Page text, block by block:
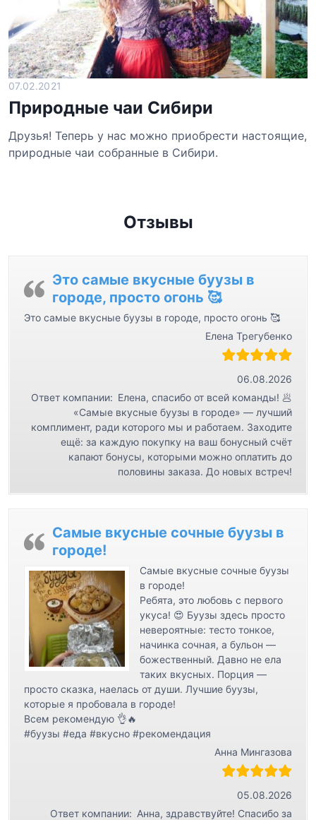
07.02.2021
Природные чаи Сибири
Друзья! Теперь у нас можно приобрести настоящие,
природные чаи собранные в Сибири.
Отзывы
Это самые вкусные буузы в
городе, просто огонь 🥰
Это самые вкусные буузы в городе, просто огонь 🥰
Елена Трегубенко
06.08.2026
Ответ компании: Елена, спасибо от всей команды! 🥟
«Самые вкусные буузы в городе» — лучший
комплимент, ради которого мы и работаем. Заходите
ещё: за каждую покупку на ваш бонусный счёт
капают бонусы, которыми можно оплатить до
половины заказа. До новых встреч!
Самые вкусные сочные буузы в
городе!
Самые вкусные сочные буузы
в городе!
Ребята, это любовь с первого
укуса! 😍 Буузы здесь просто
невероятные: тесто тонкое,
начинка сочная, а бульон —
божественный. Давно не ела
таких вкусных. Порция —
просто сказка, наелась от души. Лучшие буузы,
которые я пробовала в городе!
Всем рекомендую 👌🔥
#буузы #еда #вкусно #рекомендация
Анна Мингазова
05.08.2026
Ответ компании: Анна, здравствуйте! Спасибо за